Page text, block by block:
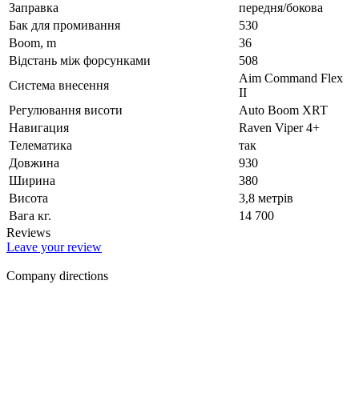
Заправка
передня/бокова
Бак для промивання
530
Boom, m
36
Відстань між форсунками
508
Система внесення
Aim Command Flex
II
Регулювання висоти
Auto Boom XRT
Навигация
Raven Viper 4+
Телематика
так
Довжина
930
Ширина
380
Висота
3,8 метрів
Вага кг.
14 700
Reviews
Leave your review
Company directions